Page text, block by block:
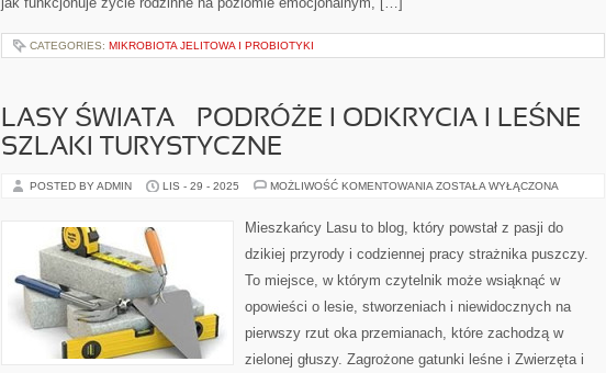
CATEGORIES: MIKROBIOTA JELITOWA I PROBIOTYKI
LASY ŚWIATA – PODRÓŻE I ODKRYCIA I LEŚNE
SZLAKI TURYSTYCZNE
POSTED BY ADMIN LIS - 29 - 2025 MOŻLIWOŚĆ KOMENTOWANIA LASY
PODRÓŻE
I
I
SZLAKI
ZOSTAŁA WYŁĄCZONA
Mieszkańcy Lasu to blog, który powstał z pasji do
dzikiej przyrody i codziennej pracy strażnika puszczy.
To miejsce, w którym czytelnik może wsiąknąć w
opowieści o lesie, stworzeniach i niewidocznych na
pierwszy rzut oka przemianach, które zachodzą w
zielonej głuszy. Zagrożone gatunki leśne i Zwierzęta i